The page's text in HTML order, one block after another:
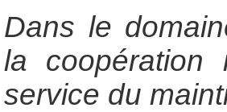
Dans le
la coopération
service du